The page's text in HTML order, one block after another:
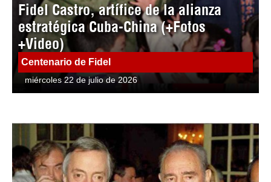
Fidel Castro, artífice de la alianza
estratégica Cuba-China (+Fotos
+Video)
Centenario de Fidel
miércoles 22 de julio de 2026